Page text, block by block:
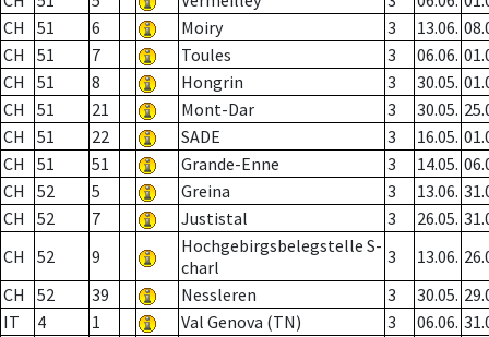
CH
51 6 Moiry 3 13.06.
CH
51 7 Toules 3 06.06.
CH
51 8 Hongrin 3 30.05.
CH
51 21 Mont-Dar 3 30.05.
CH
51 22 SADE 3 16.05.
CH
51 51 Grande-Enne 3 14.05.
CH
52 5 Greina 3 13.06.
CH
52 7 Justistal 3 26.05.
CH
52 9
Hochgebirgsbelegstelle S-
charl
3 13.06.
CH
52 39 Nessleren 3 30.05.
IT
4 1 Val Genova (TN) 3 06.06.